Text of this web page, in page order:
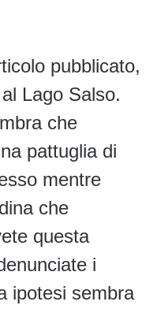
pubblicato,
Lago Salso.
che
pattuglia di
mentre
che
questa
i
ipotesi sembra